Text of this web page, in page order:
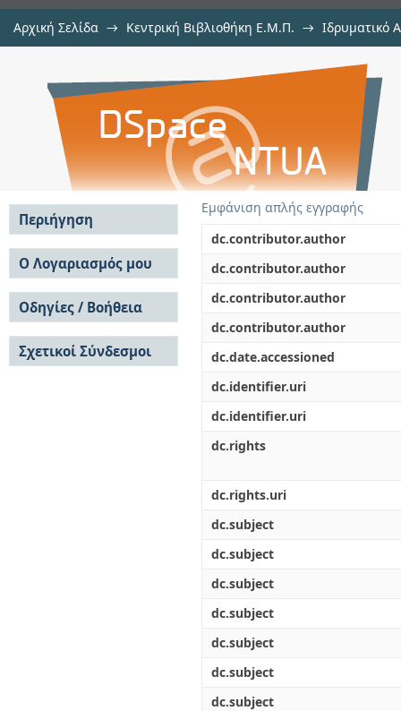
Αρχική Σελίδα → Κεντρική Βιβλιοθήκη Ε.Μ.Π. → Ιδρυματικό
Από στάβλος κατοικία:
κοινωνική κατοικία στο Καμάρι
Εμφάνιση απλής εγγραφής
dc.contributor.author
dc.contributor.author
dc.contributor.author
dc.contributor.author
dc.date.accessioned
dc.identifier.uri
dc.identifier.uri
dc.rights
dc.rights.uri
dc.subject
dc.subject
dc.subject
dc.subject
dc.subject
dc.subject
dc.subject
Περιήγηση
Σε όλο το DSpace
Κοινότητες & Συλλογές
Ανά Ημερομηνία
Έκδοσης
Συγγραφείς
Τίτλοι
Θέματα
Ο Λογαριασμός μου
Σύνδεση
Εγγραφή
Οδηγίες / Βοήθεια
Οδηγίες Υποβολής
Οδηγίες Χρήσης ΙΑ
Συχνές Ερωτήσεις
Σχετικοί Σύνδεσμοι